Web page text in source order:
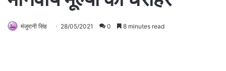
मंजुरानी सिंह 28/05/2021 0 8 minutes read